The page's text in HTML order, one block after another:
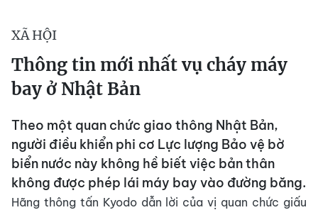
XÃ HỘI
Thông tin mới nhất vụ cháy máy
bay ở Nhật Bản
Theo một quan chức giao thông Nhật Bản,
người điều khiển phi cơ Lực lượng Bảo vệ bờ
biển nước này không hề biết việc bản thân
không được phép lái máy bay vào đường băng.
Hãng thông tấn Kyodo dẫn lời của vị quan chức giấu